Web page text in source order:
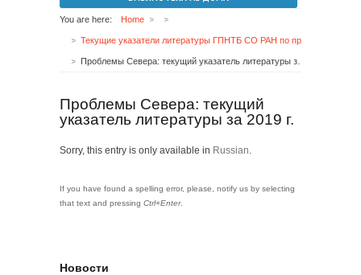
You are here: Home
Проблемы Севера: текущий
указатель литературы за 2019 г.
Sorry, this entry is only available in Russian.
If you have found a spelling error, please, notify us by selecting
that text and pressing Ctrl+Enter.
Новости